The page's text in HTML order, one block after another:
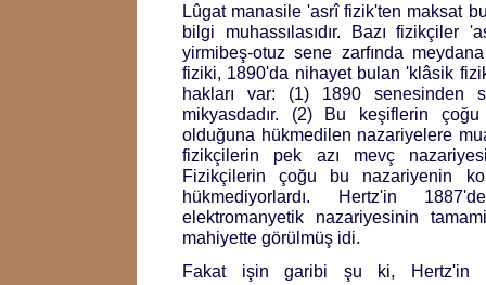
Lûgat manasile 'asrî fizik'ten maksat
bilgi muhassılasıdır. Bazı
yirmibeş-otuz sene zarfında
fiziki, 1890'da nihayet bulan 'klâsik
hakları var: (1) 1890 senesinden
mikyasdadır. (2) Bu keşiflerin
olduğuna hükmedilen nazariyelere
fizikçilerin pek azı mevç
Fizikçilerin çoğu bu nazariyenin
hükmediyorlardı. Hertz'in
elektromanyetik nazariyesinin
mahiyette görülmüş idi.
Fakat işin garibi şu ki, Hertz'in